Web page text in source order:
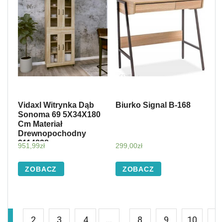
Vidaxl Witrynka Dąb
Sonoma 69 5X34X180
Cm Materiał
Drewnopochodny
3114838
951,99zł
ZOBACZ
Biurko Signal B-168
299,00zł
ZOBACZ
2 3 4 … 8 9 10